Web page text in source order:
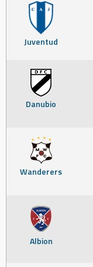
Juventud
Danubio
Wanderers
Albion